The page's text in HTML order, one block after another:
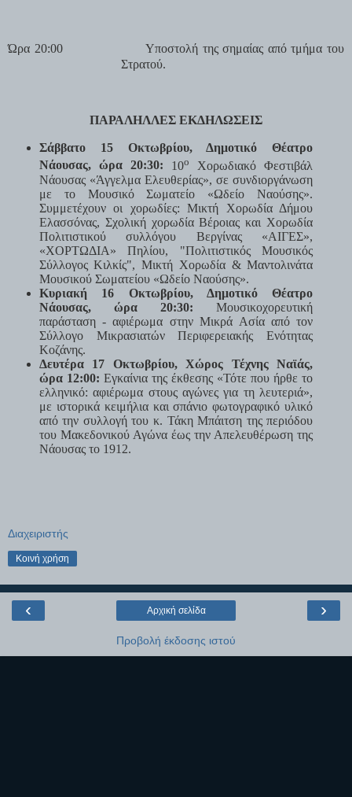
Ώρα 20:00
Υποστολή της σημαίας από τμήμα του
Στρατού.
ΠΑΡΑΛΗΛΛΕΣ ΕΚΔΗΛΩΣΕΙΣ
Σάββατο 15 Οκτωβρίου, Δημοτικό Θέατρο
Νάουσας, ώρα 20:30: 10ο
Χορωδιακό Φεστιβάλ
Νάουσας «Άγγελμα Ελευθερίας», σε συνδιοργάνωση
με το Μουσικό Σωματείο «Ωδείο Ναούσης».
Συμμετέχουν οι χορωδίες: Μικτή Χορωδία Δήμου
Ελασσόνας, Σχολική χορωδία Βέροιας και Χορωδία
Πολιτιστικού συλλόγου Βεργίνας «ΑΙΓΕΣ»,
«ΧΟΡΤΩΔΙΑ» Πηλίου, "Πολιτιστικός Μουσικός
Σύλλογος Κιλκίς", Μικτή Χορωδία & Μαντολινάτα
Μουσικού Σωματείου «Ωδείο Ναούσης».
Κυριακή 16 Οκτωβρίου, Δημοτικό Θέατρο
Νάουσας, ώρα 20:30:Μουσικοχορευτική
παράσταση - αφιέρωμα στην Μικρά Ασία από τον
Σύλλογο Μικρασιατών Περιφερειακής Ενότητας
Κοζάνης.
Δευτέρα 17 Οκτωβρίου, Χώρος Τέχνης Ναϊάς,
ώρα 12:00: Εγκαίνια της έκθεσης «Τότε που ήρθε το
ελληνικό: αφιέρωμα στους αγώνες για τη λευτεριά»,
με ιστορικά κειμήλια και σπάνιο φωτογραφικό υλικό
από την συλλογή του κ. Τάκη Μπάιτση της περιόδου
του Μακεδονικού Αγώνα έως την Απελευθέρωση της
Νάουσας το 1912.
Διαχειριστής
Κοινή χρήση
‹ ›
Αρχική σελίδα
Προβολή έκδοσης ιστού